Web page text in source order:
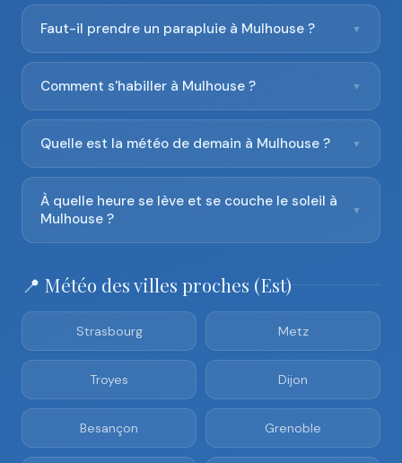
Faut-il prendre un parapluie à Mulhouse ? ▼
Comment s'habiller à Mulhouse ? ▼
Quelle est la météo de demain à Mulhouse ? ▼
À quelle heure se lève et se couche le soleil à
Mulhouse ?
▼
📍 Météo des villes proches (Est)
Strasbourg Metz
Troyes Dijon
Besançon Grenoble